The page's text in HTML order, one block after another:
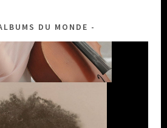
DU MONDE